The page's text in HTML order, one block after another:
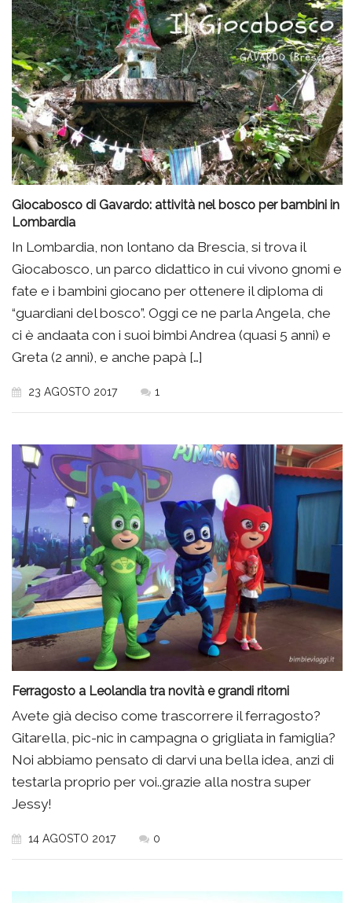
Giocabosco di Gavardo: attività nel bosco per bambini in
Lombardia
In Lombardia, non lontano da Brescia, si trova il
Giocabosco, un parco didattico in cui vivono gnomi e
fate e i bambini giocano per ottenere il diploma di
“guardiani del bosco”. Oggi ce ne parla Angela, che
ci è andaata con i suoi bimbi Andrea (quasi 5 anni) e
Greta (2 anni), e anche papà […]
23 AGOSTO 2017 1
Ferragosto a Leolandia tra novità e grandi ritorni
Avete già deciso come trascorrere il ferragosto?
Gitarella, pic-nic in campagna o grigliata in famiglia?
Noi abbiamo pensato di darvi una bella idea, anzi di
testarla proprio per voi..grazie alla nostra super
Jessy!
14 AGOSTO 2017 0